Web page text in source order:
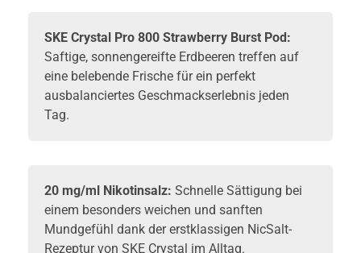
SKE Crystal Pro 800 Strawberry Burst Pod:
Saftige, sonnengereifte Erdbeeren treffen auf
eine belebende Frische für ein perfekt
ausbalanciertes Geschmackserlebnis jeden
Tag.
20 mg/ml Nikotinsalz: Schnelle Sättigung bei
einem besonders weichen und sanften
Mundgefühl dank der erstklassigen NicSalt-
Rezeptur von SKE Crystal im Alltag.